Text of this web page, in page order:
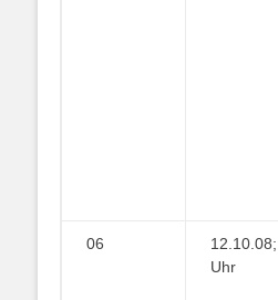
06
Uhr